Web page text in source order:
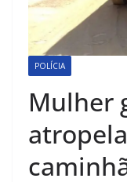
POLÍCIA
Mulher